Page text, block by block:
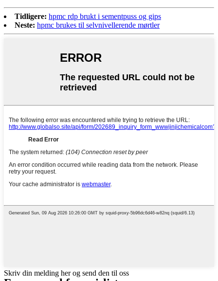
Tidligere: hpmc rdp brukt i sementpuss og gips
Neste: hpmc brukes til selvnivellerende mørtler
Skriv din melding her og send den til oss